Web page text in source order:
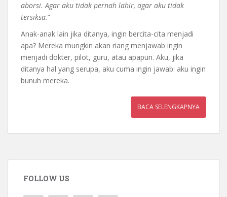
aborsi. Agar aku tidak pernah lahir, agar aku tidak
tersiksa.”
Anak-anak lain jika ditanya, ingin bercita-cita menjadi
apa? Mereka mungkin akan riang menjawab ingin
menjadi dokter, pilot, guru, atau apapun. Aku, jika
ditanya hal yang serupa, aku cuma ingin jawab: aku ingin
bunuh mereka.
BACA SELENGKAPNYA
FOLLOW US